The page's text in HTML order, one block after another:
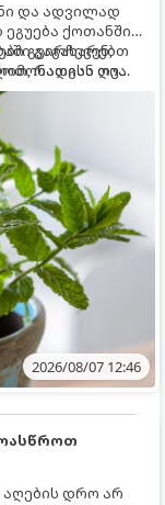
და ადვილად
ქოთანში
გვირჩევენ,
რადგან ღია
ძალიან
ავიწროებს.
გაგახარებთ
თუ
2026/08/07 12:46
დრო არ